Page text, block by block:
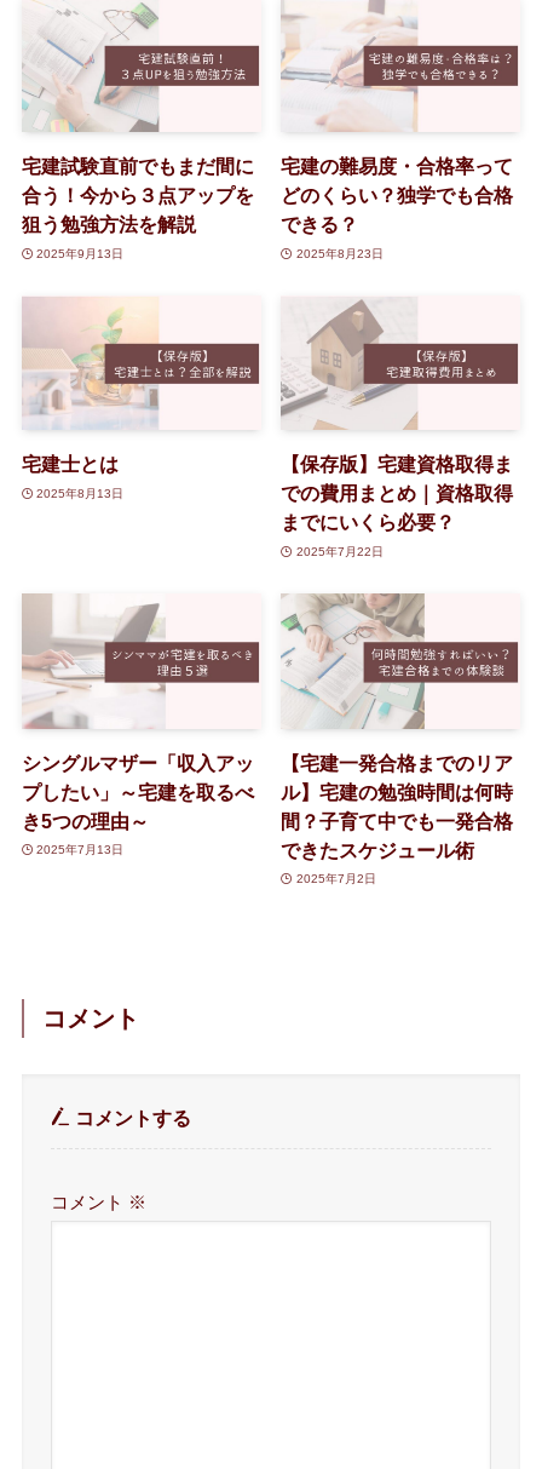
宅建試験直前でもまだ間に
合う！今から３点アップを
狙う勉強方法を解説
2025年9月13日
宅建の難易度・合格率って
どのくらい？独学でも合格
できる？
2025年8月23日
宅建士とは
2025年8月13日
【保存版】宅建資格取得ま
での費用まとめ｜資格取得
までにいくら必要？
2025年7月22日
シングルマザー「収入アッ
プしたい」～宅建を取るべ
き5つの理由～
2025年7月13日
【宅建一発合格までのリア
ル】宅建の勉強時間は何時
間？子育て中でも一発合格
できたスケジュール術
2025年7月2日
コメント
コメントする
コメント ※